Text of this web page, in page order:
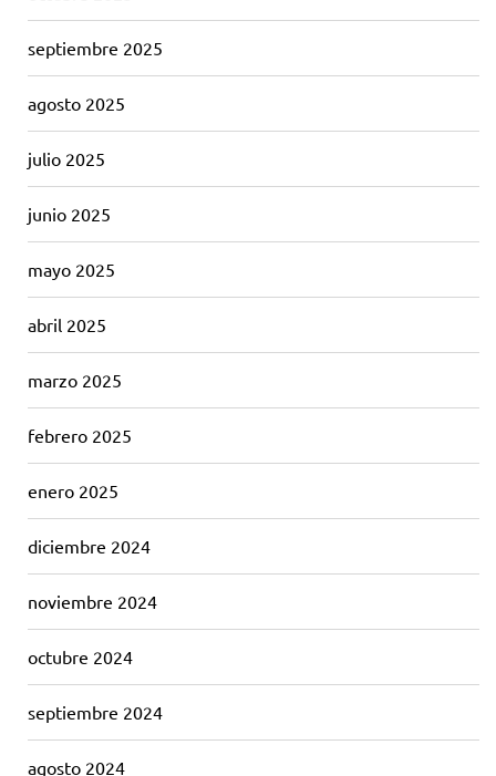
septiembre 2025
agosto 2025
julio 2025
junio 2025
mayo 2025
abril 2025
marzo 2025
febrero 2025
enero 2025
diciembre 2024
noviembre 2024
octubre 2024
septiembre 2024
agosto 2024